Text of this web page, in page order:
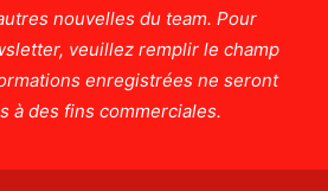
nouvelles du team. Pour
veuillez remplir le champ
enregistrées ne seront
à des fins commerciales.